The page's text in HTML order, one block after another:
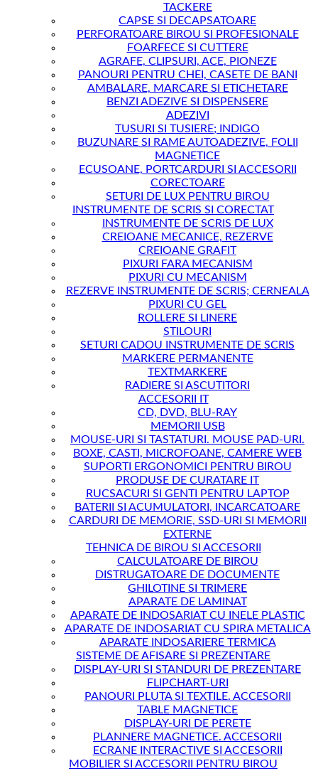
TACKERE
CAPSE SI DECAPSATOARE
PERFORATOARE BIROU SI PROFESIONALE
FOARFECE SI CUTTERE
AGRAFE, CLIPSURI, ACE, PIONEZE
PANOURI PENTRU CHEI, CASETE DE BANI
AMBALARE, MARCARE SI ETICHETARE
BENZI ADEZIVE SI DISPENSERE
ADEZIVI
TUSURI SI TUSIERE; INDIGO
BUZUNARE SI RAME AUTOADEZIVE, FOLII
MAGNETICE
ECUSOANE, PORTCARDURI SI ACCESORII
CORECTOARE
SETURI DE LUX PENTRU BIROU
INSTRUMENTE DE SCRIS SI CORECTAT
INSTRUMENTE DE SCRIS DE LUX
CREIOANE MECANICE, REZERVE
CREIOANE GRAFIT
PIXURI FARA MECANISM
PIXURI CU MECANISM
REZERVE INSTRUMENTE DE SCRIS; CERNEALA
PIXURI CU GEL
ROLLERE SI LINERE
STILOURI
SETURI CADOU INSTRUMENTE DE SCRIS
MARKERE PERMANENTE
TEXTMARKERE
RADIERE SI ASCUTITORI
ACCESORII IT
CD, DVD, BLU-RAY
MEMORII USB
MOUSE-URI SI TASTATURI. MOUSE PAD-URI.
BOXE, CASTI, MICROFOANE, CAMERE WEB
SUPORTI ERGONOMICI PENTRU BIROU
PRODUSE DE CURATARE IT
RUCSACURI SI GENTI PENTRU LAPTOP
BATERII SI ACUMULATORI, INCARCATOARE
CARDURI DE MEMORIE, SSD-URI SI MEMORII
EXTERNE
TEHNICA DE BIROU SI ACCESORII
CALCULATOARE DE BIROU
DISTRUGATOARE DE DOCUMENTE
GHILOTINE SI TRIMERE
APARATE DE LAMINAT
APARATE DE INDOSARIAT CU INELE PLASTIC
APARATE DE INDOSARIAT CU SPIRA METALICA
APARATE INDOSARIERE TERMICA
SISTEME DE AFISARE SI PREZENTARE
DISPLAY-URI SI STANDURI DE PREZENTARE
FLIPCHART-URI
PANOURI PLUTA SI TEXTILE. ACCESORII
TABLE MAGNETICE
DISPLAY-URI DE PERETE
PLANNERE MAGNETICE. ACCESORII
ECRANE INTERACTIVE SI ACCESORII
MOBILIER SI ACCESORII PENTRU BIROU